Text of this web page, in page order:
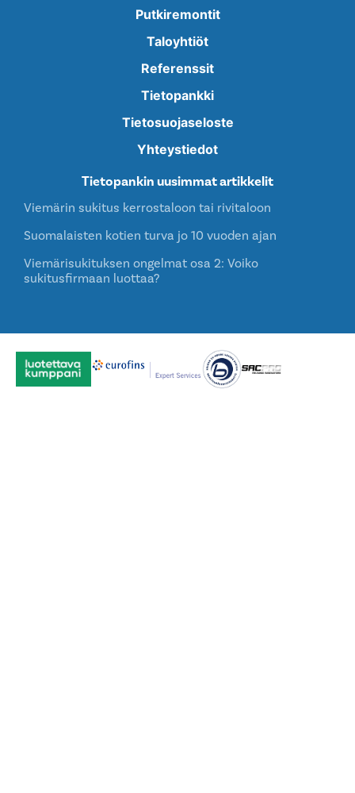
Putkiremontit
Taloyhtiöt
Referenssit
Tietopankki
Tietosuojaseloste
Yhteystiedot
Tietopankin uusimmat artikkelit
Viemärin sukitus kerrostaloon tai rivitaloon
Suomalaisten kotien turva jo 10 vuoden ajan
Viemärisukituksen ongelmat osa 2: Voiko
sukitusfirmaan luottaa?